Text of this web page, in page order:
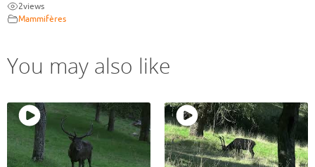
2views
Mammifères
You may also like